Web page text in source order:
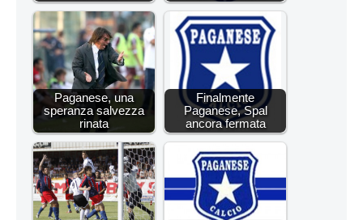
Paganese, una
speranza salvezza
rinata
Finalmente
Paganese, Spal
ancora fermata